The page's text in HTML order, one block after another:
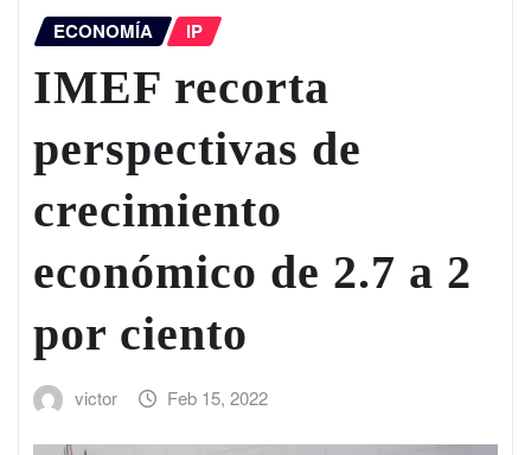
ECONOMÍA IP
IMEF recorta
perspectivas de
crecimiento
económico de 2.7 a 2
por ciento
victor Feb 15, 2022